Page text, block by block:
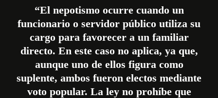
“El nepotismo ocurre cuando un
funcionario o servidor público utiliza su
cargo para favorecer a un familiar
directo. En este caso no aplica, ya que,
aunque uno de ellos figura como
suplente, ambos fueron electos mediante
voto popular. La ley no prohíbe que